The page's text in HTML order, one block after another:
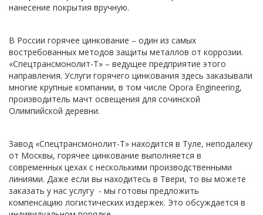
нанесение покрытия вручную.
В России горячее цинкование – один из самых
востребованных методов защиты металлов от коррозии.
«Спецтрансмонолит-Т» – ведущее предприятие этого
направления. Услуги горячего цинкования здесь заказывали
многие крупные компании, в том числе Opora Engineering,
производитель мачт освещения для сочинской
Олимпийской деревни.
Завод «Спецтрансмонолит-Т» находится в Туле, неподалеку
от Москвы, горячее цинкование выполняется в
современных цехах с несколькими производственными
линиями. Даже если вы находитесь в Твери, то вы можете
заказать у нас услугу - мы готовы предложить
компенсацию логистических издержек. Это обсуждается в